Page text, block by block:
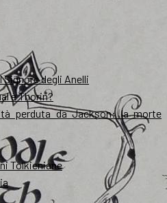
degli Anelli
è Thorin?
perduta da Jackson: la morte
Tolkieniane